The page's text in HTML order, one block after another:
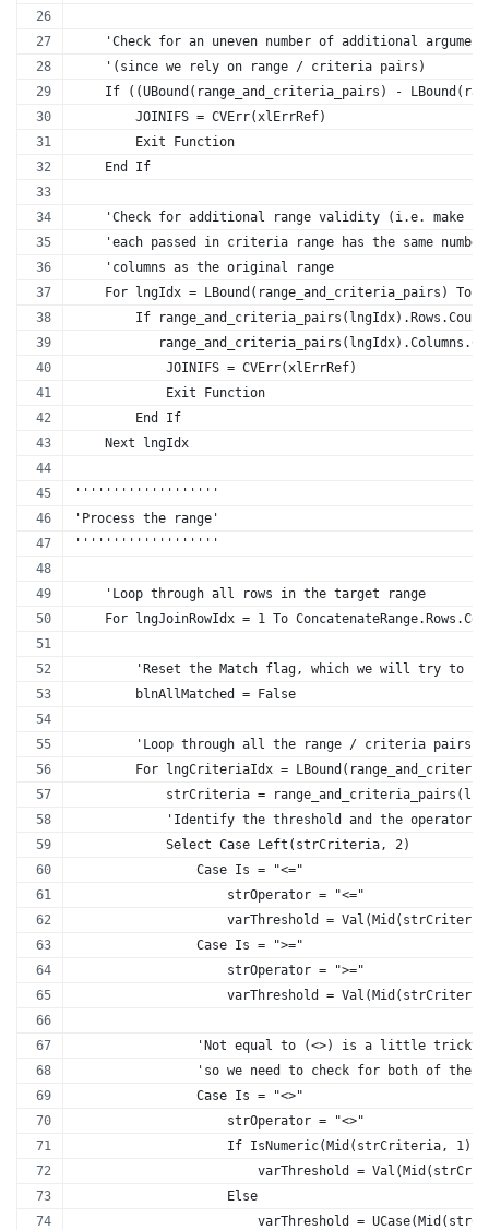
'Check for an uneven number of additional
    '(since we rely on range / criteria pairs)
If ((UBound(range_and_criteria_pairs) -
        JOINIFS = CVErr(xlErrRef)
        Exit Function
    End If
'Check for additional range validity (i.e. make
'each passed in criteria range has the same
    'columns as the original range
For lngIdx = LBound(range_and_criteria_pairs) To
If
            JOINIFS = CVErr(xlErrRef)
            Exit Function
        End If
    Next lngIdx
'''''''''''''''''''
'Process the range'
'''''''''''''''''''
    'Loop through all rows in the target range
For lngJoinRowIdx = 1 To
'Reset the Match flag, which we will try to
        blnAllMatched = False
        'Loop through all the range / criteria pairs
For lngCriteriaIdx =
strCriteria =
'Identify the threshold and the operator
            Select Case Left(strCriteria, 2)
                Case Is = "<="
                    strOperator = "<="
varThreshold =
                Case Is = ">="
                    strOperator = ">="
varThreshold =
'Not equal to (<>) is a little tricky
'so we need to check for both of
                Case Is = "<>"
                    strOperator = "<>"
If IsNumeric(Mid(strCriteria, 1))
varThreshold =
                    Else
varThreshold =